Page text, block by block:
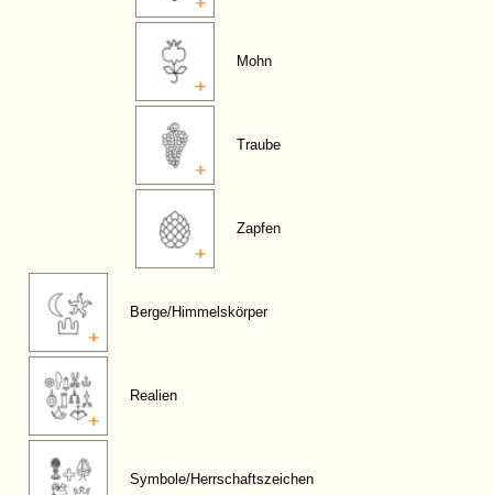
Mohn
Traube
Zapfen
Berge/Himmelskörper
Realien
Symbole/Herrschaftszeichen